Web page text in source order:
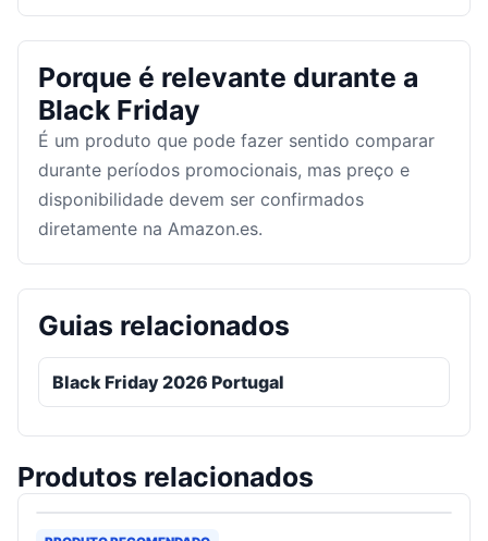
Porque é relevante durante a
Black Friday
É um produto que pode fazer sentido comparar
durante períodos promocionais, mas preço e
disponibilidade devem ser confirmados
diretamente na Amazon.es.
Guias relacionados
Black Friday 2026 Portugal
Produtos relacionados